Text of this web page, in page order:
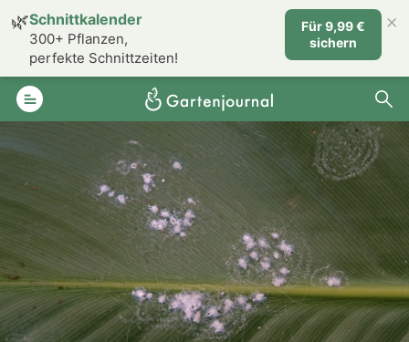
🌿Schnittkalender
300+ Pflanzen,
perfekte Schnittzeiten!
Für 9,99 €
sichern
×